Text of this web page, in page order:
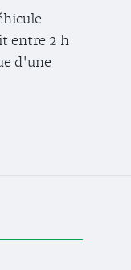
entre 2 h
d'une